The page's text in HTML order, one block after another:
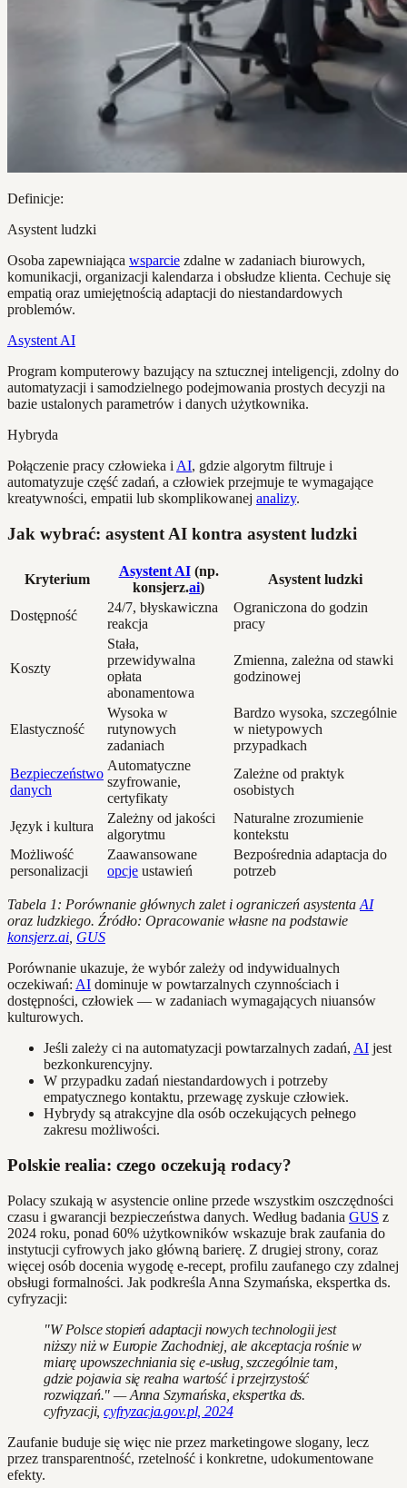
Definicje:
Asystent ludzki
Osoba zapewniająca wsparcie zdalne w zadaniach biurowych,
komunikacji, organizacji kalendarza i obsłudze klienta. Cechuje się
empatią oraz umiejętnością adaptacji do niestandardowych
problemów.
Asystent AI
Program komputerowy bazujący na sztucznej inteligencji, zdolny do
automatyzacji i samodzielnego podejmowania prostych decyzji na
bazie ustalonych parametrów i danych użytkownika.
Hybryda
Połączenie pracy człowieka i AI, gdzie algorytm filtruje i
automatyzuje część zadań, a człowiek przejmuje te wymagające
kreatywności, empatii lub skomplikowanej analizy.
Jak wybrać: asystent AI kontra asystent ludzki
Kryterium
Asystent AI(np.
konsjerz.ai)
Asystent ludzki
Dostępność
24/7, błyskawiczna
reakcja
Ograniczona do godzin
pracy
Koszty
Stała,
przewidywalna
opłata
abonamentowa
Zmienna, zależna od stawki
godzinowej
Elastyczność
Wysoka w
rutynowych
zadaniach
Bardzo wysoka, szczególnie
w nietypowych
przypadkach
Bezpieczeństwo
danych
Automatyczne
szyfrowanie,
certyfikaty
Zależne od praktyk
osobistych
Język i kultura
Zależny od jakości
algorytmu
Naturalne zrozumienie
kontekstu
Możliwość
personalizacji
Zaawansowane
opcje ustawień
Bezpośrednia adaptacja do
potrzeb
Tabela 1: Porównanie głównych zalet i ograniczeń asystenta AI
oraz ludzkiego. Źródło: Opracowanie własne na podstawie
konsjerz.ai GUS
Porównanie ukazuje, że wybór zależy od indywidualnych
oczekiwań: AI dominuje w powtarzalnych czynnościach i
dostępności, człowiek — w zadaniach wymagających niuansów
kulturowych.
Jeśli zależy ci na automatyzacji powtarzalnych zadań, AI jest
bezkonkurencyjny.
W przypadku zadań niestandardowych i potrzeby
empatycznego kontaktu, przewagę zyskuje człowiek.
Hybrydy są atrakcyjne dla osób oczekujących pełnego
zakresu możliwości.
Polskie realia: czego oczekują rodacy?
Polacy szukają w asystencie online przede wszystkim oszczędności
czasu i gwarancji bezpieczeństwa danych. Według badania GUS z
2024 roku, ponad 60% użytkowników wskazuje brak zaufania do
instytucji cyfrowych jako główną barierę. Z drugiej strony, coraz
więcej osób docenia wygodę e-recept, profilu zaufanego czy zdalnej
obsługi formalności. Jak podkreśla Anna Szymańska, ekspertka ds.
cyfryzacji:
"W Polsce stopień adaptacji nowych technologii jest
niższy niż w Europie Zachodniej, ale akceptacja rośnie w
miarę upowszechniania się e-usług, szczególnie tam,
gdzie pojawia się realna wartość i przejrzystość
rozwiązań." — Anna Szymańska, ekspertka ds.
cyfryzacji,cyfryzacja.gov.pl, 2024
Zaufanie buduje się więc nie przez marketingowe slogany, lecz
przez transparentność, rzetelność i konkretne, udokumentowane
efekty.